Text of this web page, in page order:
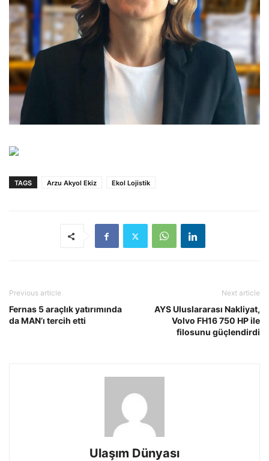
TAGS Arzu Akyol Ekiz Ekol Lojistik
Previous article
Fernas 5 araçlık yatırımında
da MAN’ı tercih etti
Next article
AYS Uluslararası Nakliyat,
Volvo FH16 750 HP ile
filosunu güçlendirdi
Ulaşım Dünyası